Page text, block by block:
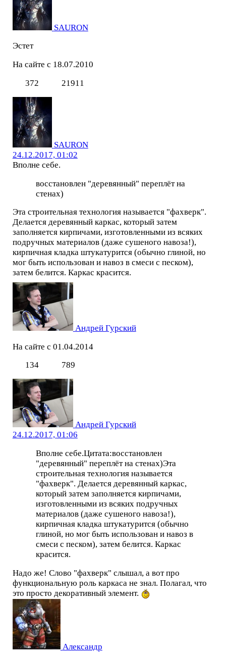
SAURON
Эстет
На сайте с 18.07.2010
372
21911
SAURON
24.12.2017, 01:02
Вполне себе.
восстановлен "деревянный" переплёт на
стенах)
Эта строительная технология называется "фахверк".
Делается деревянный каркас, который затем
заполняется кирпичами, изготовленными из всяких
подручных материалов (даже сушеного навоза!),
кирпичная кладка штукатурится (обычно глиной, но
мог быть использован и навоз в смеси с песком),
затем белится. Каркас красится.
Андрей Гурский
На сайте с 01.04.2014
134
789
Андрей Гурский
24.12.2017, 01:06
Вполне себе.Цитата:восстановлен
"деревянный" переплёт на стенах)Эта
строительная технология называется
"фахверк". Делается деревянный каркас,
который затем заполняется кирпичами,
изготовленными из всяких подручных
материалов (даже сушеного навоза!),
кирпичная кладка штукатурится (обычно
глиной, но мог быть использован и навоз в
смеси с песком), затем белится. Каркас
красится.
Надо же! Слово "фахверк" слышал, а вот про
функциональную роль каркаса не знал. Полагал, что
это просто декоративный элемент.
Александр